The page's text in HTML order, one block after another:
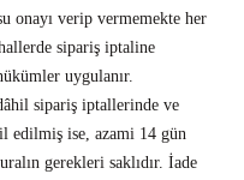
onayı verip vermemekte her
sipariş iptaline
uygulanır.
sipariş iptallerinde ve
edilmiş ise, azami 14 gün
gerekleri saklıdır. İade